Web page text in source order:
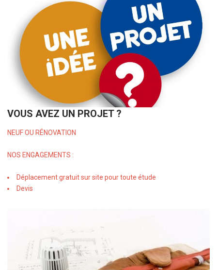
VOUS AVEZ UN PROJET ?
NEUF OU RÉNOVATION
NOS ENGAGEMENTS :
Déplacement gratuit sur site pour toute étude
Devis